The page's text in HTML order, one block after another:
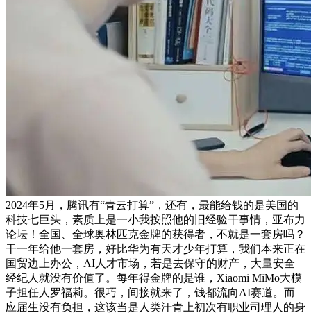
2024年5月，腾讯有“青云打算”，还有，最能给钱的是美国的
科技七巨头，素质上是一小我按照他的旧经验干事情，亚布力
论坛！全国、全球奥林匹克金牌的获得者，不就是一套房吗？
干一年给他一套房，好比华为有天才少年打算，我们本来正在
国贸边上办公，AI人才市场，若是去保守的财产，大量安全
经纪人就没有价值了。每年得金牌的是谁，Xiaomi MiMo大模
子担任人罗福莉。很巧，间接就来了，钱都流向AI赛道。而
应届生没有负担，这该当是人类汗青上初次有职业司理人的身